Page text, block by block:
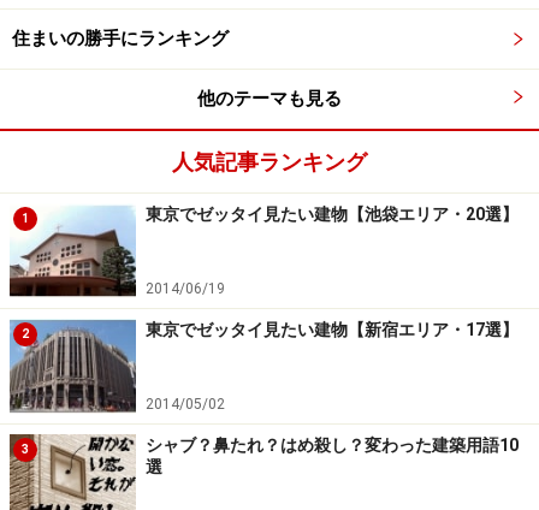
デンテーブル・チェアなどは家の中に避難させなければ
ならない。自転車だって倒れかねないし、網戸もバタつ
て、さまざまな準備が必要になってくるのだ。天気予報
をこれほど気にしたのは、生まれて初めてかもしれない
な。
台風が過ぎた後の庭木の手入れや枯葉掃除は予想してい
たが、予想外だったのが窓。雨戸やシャッターを設置し
ていないわが家の場合、塩分を含んだ海風が容赦なく窓
ガラスに吹き付け、かなりの汚れを残していく。「汚い
窓は見ないふり」をして過ごしたいが、さすがにいつま
でもそのまま、というわけにもいかず、台風後のオット
の休日は窓拭きで終わることになる。
住まいの勝手にランキング
他のテーマも見る
人気記事ランキング
1 東京でゼッタイ見たい建物【池袋エリア・20選】
2014/06/19
2 東京でゼッタイ見たい建物【新宿エリア・17選】
2014/05/02
3
シャブ？鼻たれ？はめ殺し？変わった建築用語10
選